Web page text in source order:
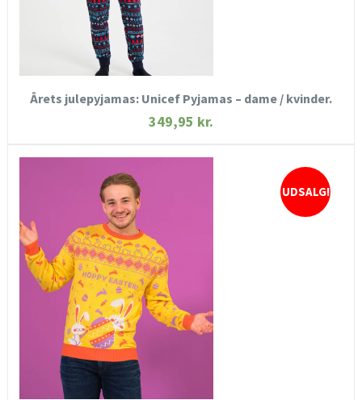
Årets julepyjamas: Unicef Pyjamas – dame / kvinder.
349,95 kr.
UDSALG!
SE MERE